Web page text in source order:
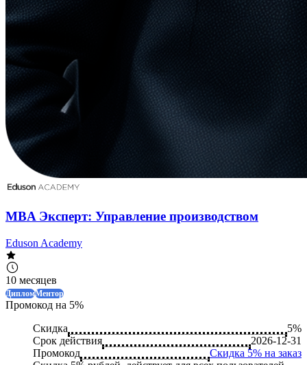
MBA Эксперт: Управление производством
Eduson Academy
10 месяцев
ДипломМентор
Промокод на 5%
Скидка
5%
Срок действия
2026-12-31
Промокод
Скидка 5% на заказ